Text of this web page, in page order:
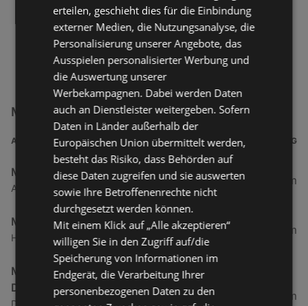
METRO Filialen in der Nähe
ADRESSE ENTFERNUNG
METRO Oldenburg
An Der Schmiede 1, 26135 Oldenburg
118,94 km
METRO GASTRO Lingen
Handelsstraße 6, 49809 Lingen
125,09 km
METRO GASTRO Geestland (Langen-
Debstedt)
130,49 km
erteilen, geschieht dies für die Einbindung
externer Medien, die Nutzungsanalyse, die
Personalisierung unserer Angebote, das
Ausspielen personalisierter Werbung und
die Auswertung unserer
Werbekampagnen. Dabei werden Daten
auch an Dienstleister weitergeben. Sofern
Daten in Länder außerhalb der
Europäischen Union übermittelt werden,
besteht das Risiko, dass Behörden auf
diese Daten zugreifen und sie auswerten
sowie Ihre Betroffenenrechte nicht
durchgesetzt werden können.
Mit einem Klick auf „Alle akzeptieren“
willigen Sie in den Zugriff auf/die
Speicherung von Informationen im
Endgerät, die Verarbeitung Ihrer
personenbezogenen Daten zu den